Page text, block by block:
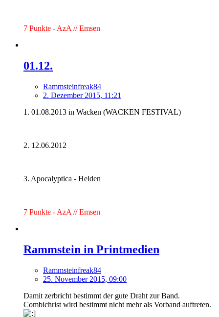
7 Punkte - AzA // Emsen
01.12.
Rammsteinfreak84
2. Dezember 2015, 11:21
1. 01.08.2013 in Wacken (WACKEN FESTIVAL)
2. 12.06.2012
3. Apocalyptica - Helden
7 Punkte - AzA // Emsen
Rammstein in Printmedien
Rammsteinfreak84
25. November 2015, 09:00
Damit zerbricht bestimmt der gute Draht zur Band.
Combichrist wird bestimmt nicht mehr als Vorband auftreten.